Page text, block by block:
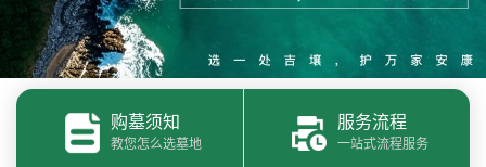
购墓须知
教您怎么选墓地
服务流程
一站式流程服务